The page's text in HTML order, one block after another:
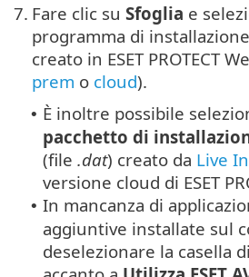
7. Fare clic su Sfoglia e
programma di
creato in ESET PROTECT
prem o cloud).
• È inoltre possibile
pacchetto di
(file .dat) creato da Live
versione cloud di ESET
• In mancanza di
aggiuntive installate sul
deselezionare la casella